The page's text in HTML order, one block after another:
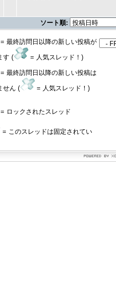
ソート順:
= 最終訪問日以降の新しい投稿が
す ( = 人気スレッド！)
= 最終訪問日以降の新しい投稿は
せん ( = 人気スレッド！)
= ロックされたスレッド
= このスレッドは固定されてい